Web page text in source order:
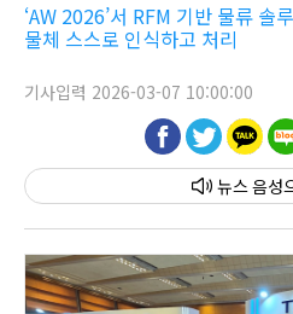
‘AW 2026’서 RFM 기반 물류
물체 스스로 인식하고 처리
기사입력 2026-03-07 10:00:00
뉴스 음성